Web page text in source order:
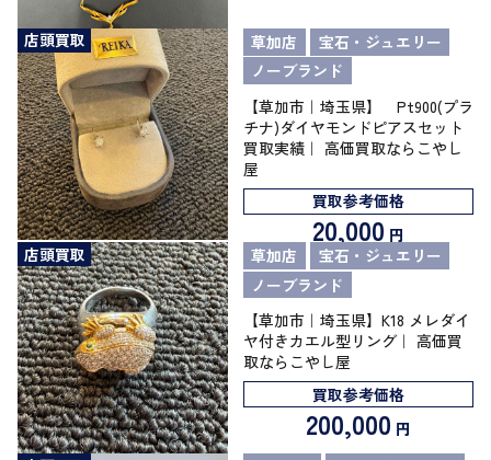
店頭買取 草加店
宝石・ジュエリー
ノーブランド
【草加市｜埼玉県】 Pt900(プラ
チナ)ダイヤモンドピアスセット
買取実績｜ 高価買取ならこやし
屋
買取参考価格
20,000 円
店頭買取
草加店
宝石・ジュエリー
ノーブランド
【草加市｜埼玉県】K18 メレダイ
ヤ付きカエル型リング｜ 高価買
取ならこやし屋
買取参考価格
200,000 円